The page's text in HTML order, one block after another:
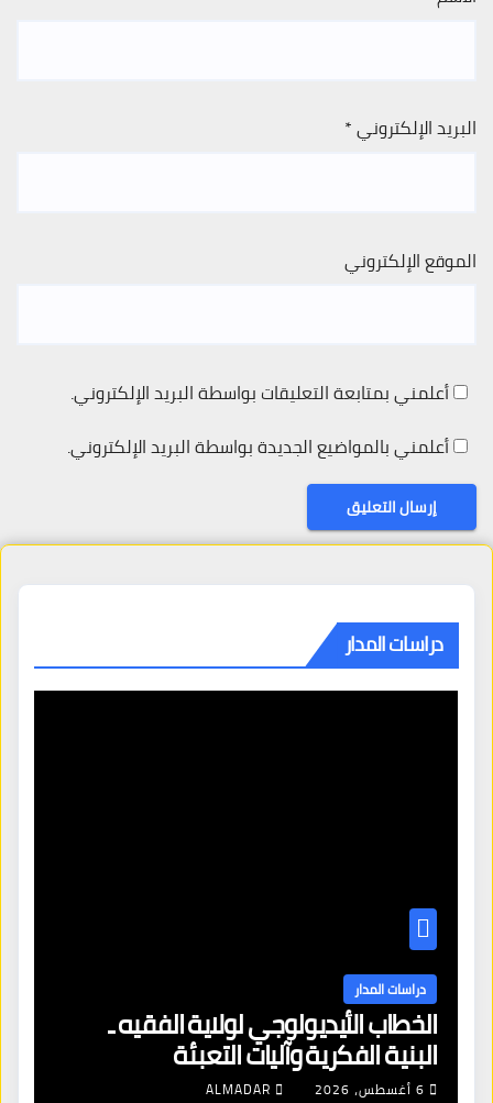
البريد الإلكتروني*
الموقع الإلكتروني
أعلمني بمتابعة التعليقات بواسطة البريد الإلكتروني.
أعلمني بالمواضيع الجديدة بواسطة البريد الإلكتروني.
دراسات المدار
دراسات المدار
الخطاب الأيديولوجي لولاية الفقيه ـ
البنية الفكرية وآليات التعبئة
6 أغسطس، 2026 ALMADAR